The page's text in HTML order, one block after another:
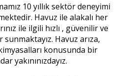
10 yıllık sektör deneyimi
Havuz ile alakalı her
ile ilgili hızlı , güvenilir ve
Havuz arıza,
konusunda bir
yakınınızdayız.